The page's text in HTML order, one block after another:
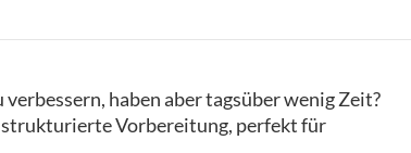
haben aber tagsüber wenig Zeit?
Vorbereitung, perfekt für